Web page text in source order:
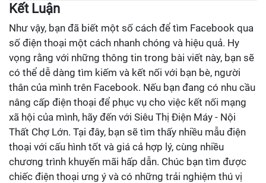
Kết Luận
Như vậy, bạn đã biết một số cách để tìm Facebook qua
số điện thoại một cách nhanh chóng và hiệu quả. Hy
vọng rằng với những thông tin trong bài viết này, bạn sẽ
có thể dễ dàng tìm kiếm và kết nối với bạn bè, người
thân của mình trên Facebook. Nếu bạn đang có nhu cầu
nâng cấp điện thoại để phục vụ cho việc kết nối mạng
xã hội của mình, hãy đến với Siêu Thị Điện Máy - Nội
Thất Chợ Lớn. Tại đây, bạn sẽ tìm thấy nhiều mẫu điện
thoại với cấu hình tốt và giá cả hợp lý, cùng nhiều
chương trình khuyến mãi hấp dẫn. Chúc bạn tìm được
chiếc điện thoại ưng ý và có những trải nghiệm thú vị